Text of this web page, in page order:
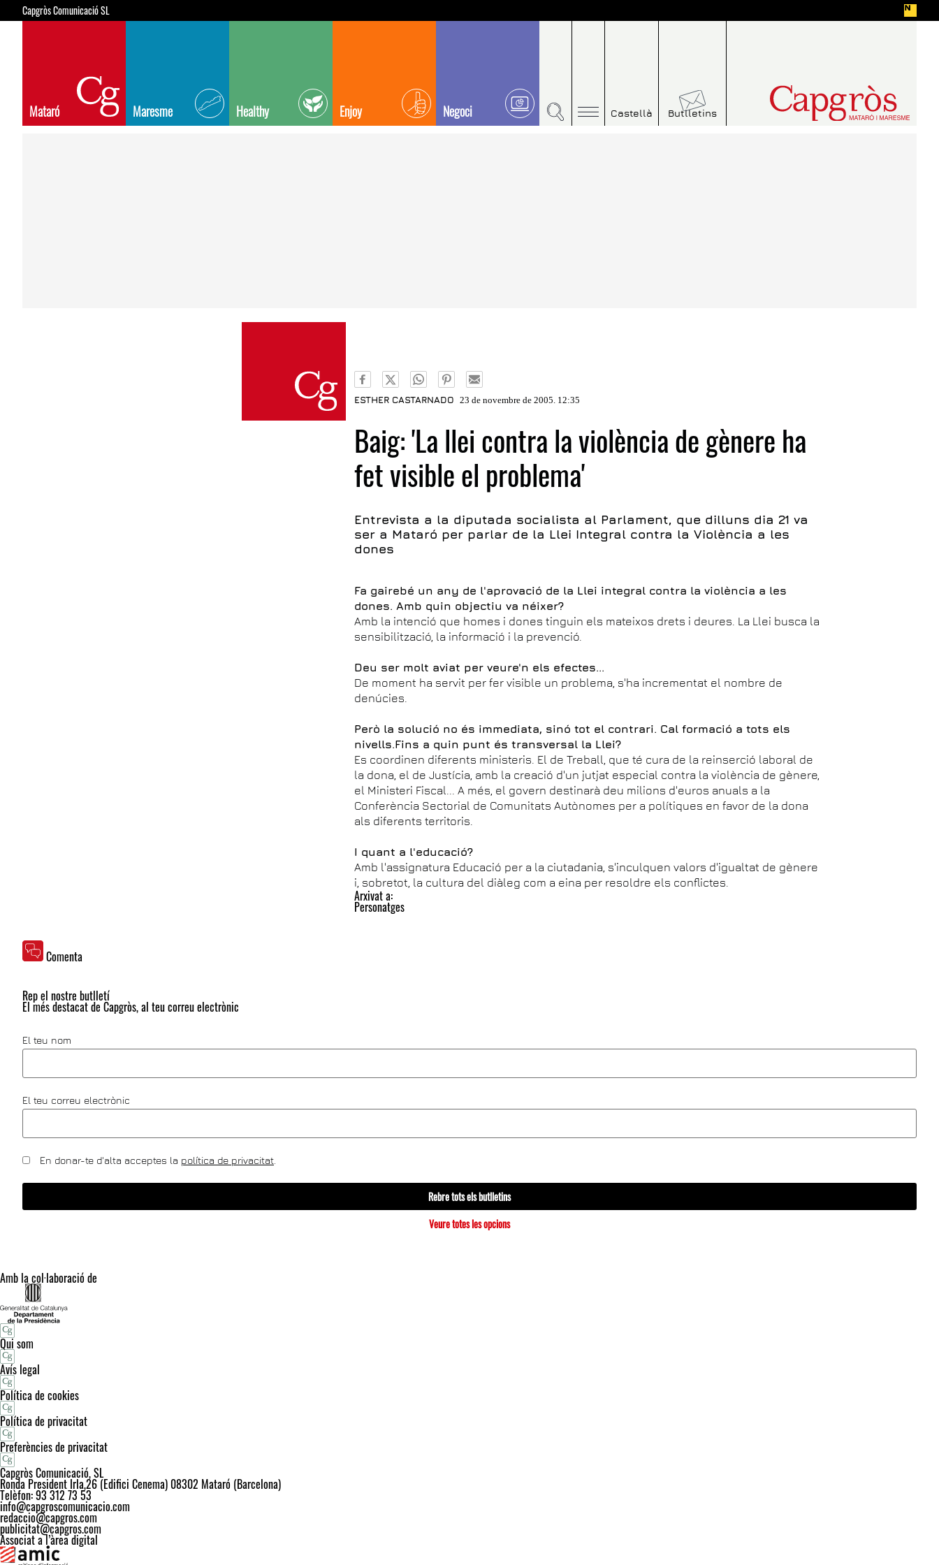
Capgròs Comunicació SL
Mataró Maresme Healthy Enjoy Negoci Castellà Butlletins
ESTHER CASTARNADO 23 de novembre de 2005. 12:35
Baig: 'La llei contra la violència de gènere ha
fet visible el problema'
Entrevista a la diputada socialista al Parlament, que dilluns dia 21 va
ser a Mataró per parlar de la Llei Integral contra la Violència a les
dones
Fa gairebé un any de l'aprovació de la Llei integral contra la violència a les
dones. Amb quin objectiu va néixer?
Amb la intenció que homes i dones tinguin els mateixos drets i deures. La Llei busca la
sensibilització, la informació i la prevenció.
Deu ser molt aviat per veure'n els efectes...
De moment ha servit per fer visible un problema, s'ha incrementat el nombre de
denúcies.
Però la solució no és immediata, sinó tot el contrari. Cal formació a tots els
nivells.Fins a quin punt és transversal la Llei?
Es coordinen diferents ministeris. El de Treball, que té cura de la reinserció laboral de
la dona, el de Justícia, amb la creació d'un jutjat especial contra la violència de gènere,
el Ministeri Fiscal... A més, el govern destinarà deu milions d'euros anuals a la
Conferència Sectorial de Comunitats Autònomes per a polítiques en favor de la dona
als diferents territoris.
I quant a l'educació?
Amb l'assignatura Educació per a la ciutadania, s'inculquen valors d'igualtat de gènere
i, sobretot, la cultura del diàleg com a eina per resoldre els conflictes.
Arxivat a:
Personatges
Comenta
Rep el nostre butlletí
El més destacat de Capgròs, al teu correu electrònic
El teu nom
El teu correu electrònic
En donar-te d'alta acceptes la política de privacitat
Rebre tots els butlletins
Veure totes les opcions
Amb la col·laboració de
Qui som
Avís legal
Política de cookies
Política de privacitat
Preferències de privacitat
Capgròs Comunicació, SL
Ronda President Irla,26 (Edifici Cenema) 08302 Mataró (Barcelona)
Telèfon: 93 312 73 53
info@capgroscomunicacio.com
redaccio@capgros.com
publicitat@capgros.com
Associat a l’àrea digital